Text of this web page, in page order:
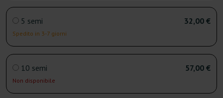
5 semi
Spedito in 3-7 giorni
32,00 €
10 semi
Non disponibile
57,00 €